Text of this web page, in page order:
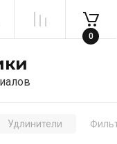
0
Удлинители